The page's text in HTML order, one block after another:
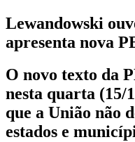
Lewandowski
apresenta nova
O novo texto da
nesta quarta (15/
que a União não
estados e